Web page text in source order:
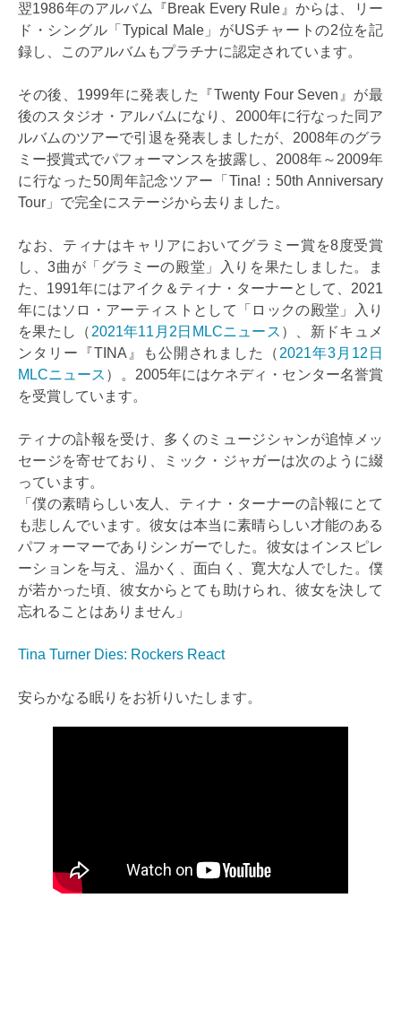
翌1986年のアルバム『Break Every Rule』からは、リー
ド・シングル「Typical Male」がUSチャートの2位を記
録し、このアルバムもプラチナに認定されています。
その後、1999年に発表した『Twenty Four Seven』が最
後のスタジオ・アルバムになり、2000年に行なった同ア
ルバムのツアーで引退を発表しましたが、2008年のグラ
ミー授賞式でパフォーマンスを披露し、2008年～2009年
に行なった50周年記念ツアー「Tina!：50th Anniversary
Tour」で完全にステージから去りました。
なお、ティナはキャリアにおいてグラミー賞を8度受賞
し、3曲が「グラミーの殿堂」入りを果たしました。ま
た、1991年にはアイク＆ティナ・ターナーとして、2021
年にはソロ・アーティストとして「ロックの殿堂」入り
を果たし（ 2021年11月2日MLCニュース ）、新ドキュメ
ンタリー『TINA』も公開されました（ 2021年3月12日
MLCニュース ）。2005年にはケネディ・センター名誉賞
を受賞しています。
ティナの訃報を受け、多くのミュージシャンが追悼メッ
セージを寄せており、ミック・ジャガーは次のように綴
っています。
「僕の素晴らしい友人、ティナ・ターナーの訃報にとて
も悲しんでいます。彼女は本当に素晴らしい才能のある
パフォーマーでありシンガーでした。彼女はインスピレ
ーションを与え、温かく、面白く、寛大な人でした。僕
が若かった頃、彼女からとても助けられ、彼女を決して
忘れることはありません」
Tina Turner Dies: Rockers React
安らかなる眠りをお祈りいたします。